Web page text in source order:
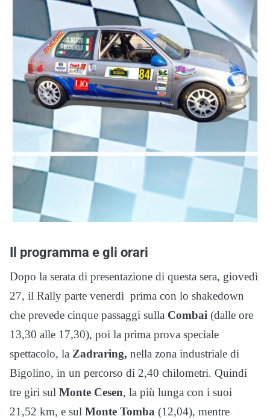
Il programma e gli orari
Dopo la serata di presentazione di questa sera, giovedì
27, il Rally parte venerdì prima con lo shakedown
che prevede cinque passaggi sulla Combai (dalle ore
13,30 alle 17,30), poi la prima prova speciale
spettacolo, la Zadraring, nella zona industriale di
Bigolino, in un percorso di 2,40 chilometri. Quindi
tre giri sul Monte Cesen, la più lunga con i suoi
21,52 km, e sul Monte Tomba (12,04), mentre